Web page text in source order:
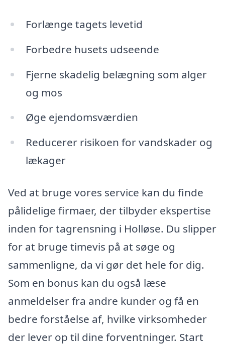
Forlænge tagets levetid
Forbedre husets udseende
Fjerne skadelig belægning som alger
og mos
Øge ejendomsværdien
Reducerer risikoen for vandskader og
lækager
Ved at bruge vores service kan du finde
pålidelige firmaer, der tilbyder ekspertise
inden for tagrensning i Holløse. Du slipper
for at bruge timevis på at søge og
sammenligne, da vi gør det hele for dig.
Som en bonus kan du også læse
anmeldelser fra andre kunder og få en
bedre forståelse af, hvilke virksomheder
der lever op til dine forventninger. Start